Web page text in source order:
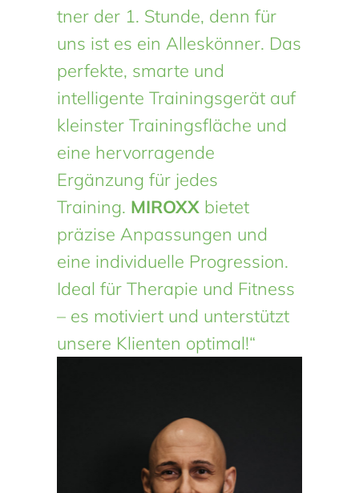
tner der 1. Stunde, denn für
uns ist es ein Alleskönner. Das
perfekte, smarte und
intelligente Trainingsgerät auf
kleinster Trainingsfläche und
eine hervorragende
Ergänzung für jedes
Training. MIROXXbietet
präzise Anpassungen und
eine individuelle Progression.
Ideal für Therapie und Fitness
– es motiviert und unterstützt
unsere Klienten optimal!“